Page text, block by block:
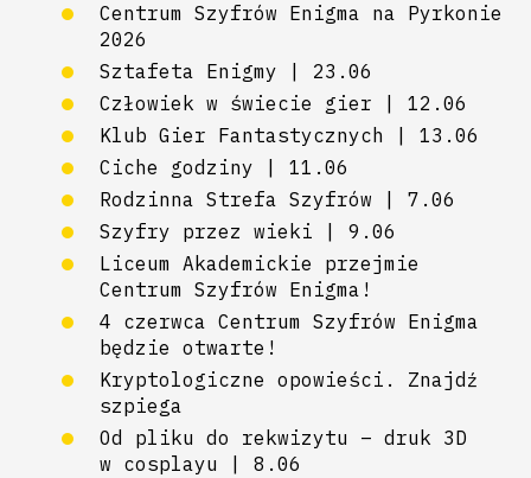
Centrum Szyfrów Enigma na Pyrkonie
2026
Sztafeta Enigmy | 23.06
Człowiek w świecie gier | 12.06
Klub Gier Fantastycznych | 13.06
Ciche godziny | 11.06
Rodzinna Strefa Szyfrów | 7.06
Szyfry przez wieki | 9.06
Liceum Akademickie przejmie
Centrum Szyfrów Enigma!
4 czerwca Centrum Szyfrów Enigma
będzie otwarte!
Kryptologiczne opowieści. Znajdź
szpiega
Od pliku do rekwizytu – druk 3D
w cosplayu | 8.06